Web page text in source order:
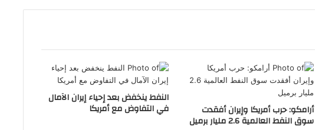
أرامكو: حرب أمريكا وإيران أفقدت
سوق النفط العالمية 2.6 مليار برميل
النفط ينخفض بعد إحياء إيران الآمال
في التفاوض مع أمريكا